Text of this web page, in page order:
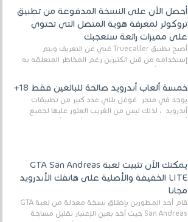
أحصل الآن على النسخة المدفوعة من تطبيق
تروكولر لمعرفة هوية المتصل التي تحتوي
على مميزات رائعة ستعجبك
أصبح تطبيق Truecaller غني عن التعريف ويتم
إستخدامه من قبل الكثيرين رغم المخاطر المتعلقه به
خمسة ألعاب أندرويد صالحة للبالغين فقط 18+
يوجد في متجر غوغل بلاي عدد كبير من تطبيقات
أندرويد ، لذلك ليس من الغريب العثور عليها لجميع
يمكنك الآن تثبيت لعبة GTA San Andreas
LITE الخفيفة والأصلية على هاتفك الأندرويد
مجانا
قام أحد المطورين بإطلاق نسخة معدلة من لعبة GTA
San Andreas حيث أخد بعين الإعتبار تقليل مساحة